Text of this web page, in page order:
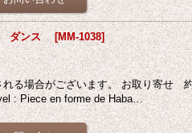
ダンス [MM-1038]
れる場合がございます。 お取り寄せ
: Piece en forme de Haba…